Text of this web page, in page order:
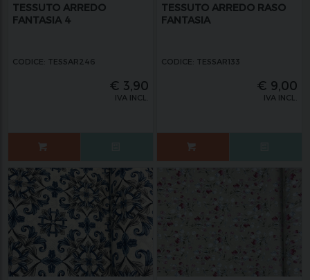
TESSUTO ARREDO
FANTASIA 4
CODICE: TESSAR246
€ 3,90
IVA INCL.
TESSUTO ARREDO RASO
FANTASIA
CODICE: TESSAR133
€ 9,00
IVA INCL.